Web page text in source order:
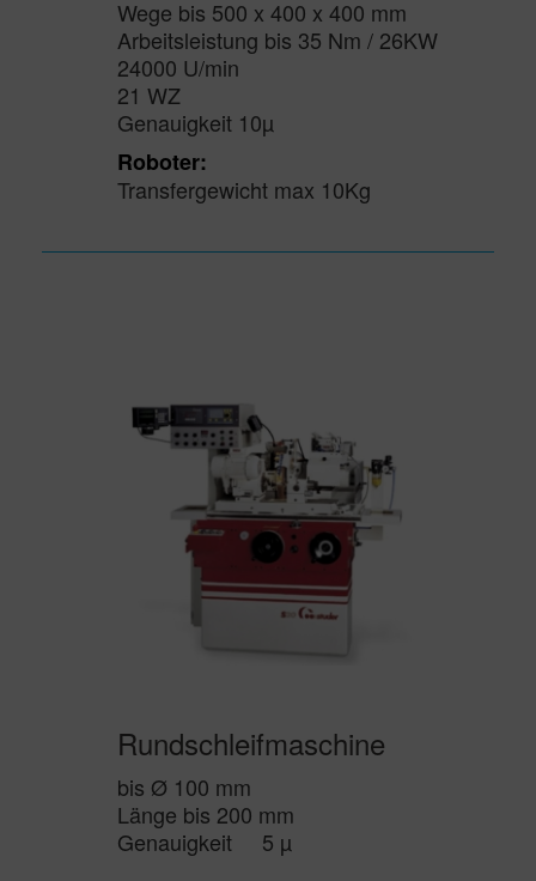
Wege bis 500 x 400 x 400 mm
Arbeitsleistung bis 35 Nm / 26KW
24000 U/min
21 WZ
Genauigkeit 10µ
Roboter:
Transfergewicht max 10Kg
Rundschleifmaschine
bis Ø 100 mm
Länge bis 200 mm
Genauigkeit 5 µ